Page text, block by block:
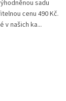
sadu
cenu 490 Kč.
v našich ka...